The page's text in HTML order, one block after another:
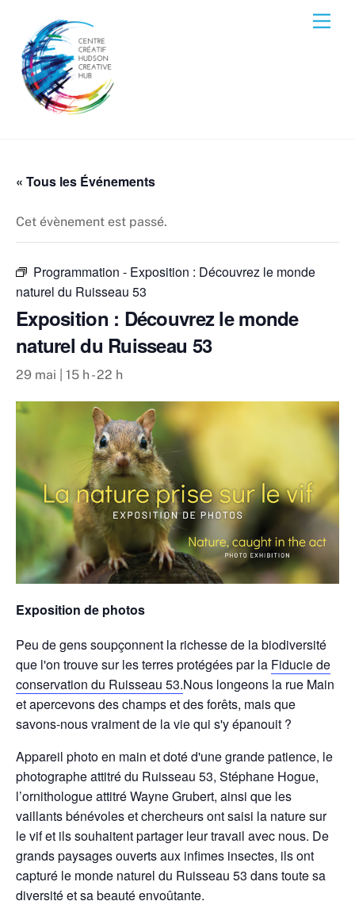
content
« Tous les Événements
Cet évènement est passé.
Programmation - Exposition : Découvrez le monde
naturel du Ruisseau 53
Exposition : Découvrez le monde
naturel du Ruisseau 53
29 mai | 15 h -22 h
Exposition de photos
Peu de gens soupçonnent la richesse de la biodiversité
que l'on trouve sur les terres protégées par la Fiducie de
conservation du Ruisseau 53.Nous longeons la rue Main
et apercevons des champs et des forêts, mais que
savons-nous vraiment de la vie qui s'y épanouit ?
Appareil photo en main et doté d'une grande patience, le
photographe attitré du Ruisseau 53, Stéphane Hogue,
l’ornithologue attitré Wayne Grubert, ainsi que les
vaillants bénévoles et chercheurs ont saisi la nature sur
le vif et ils souhaitent partager leur travail avec nous. De
grands paysages ouverts aux infimes insectes, ils ont
capturé le monde naturel du Ruisseau 53 dans toute sa
diversité et sa beauté envoûtante.